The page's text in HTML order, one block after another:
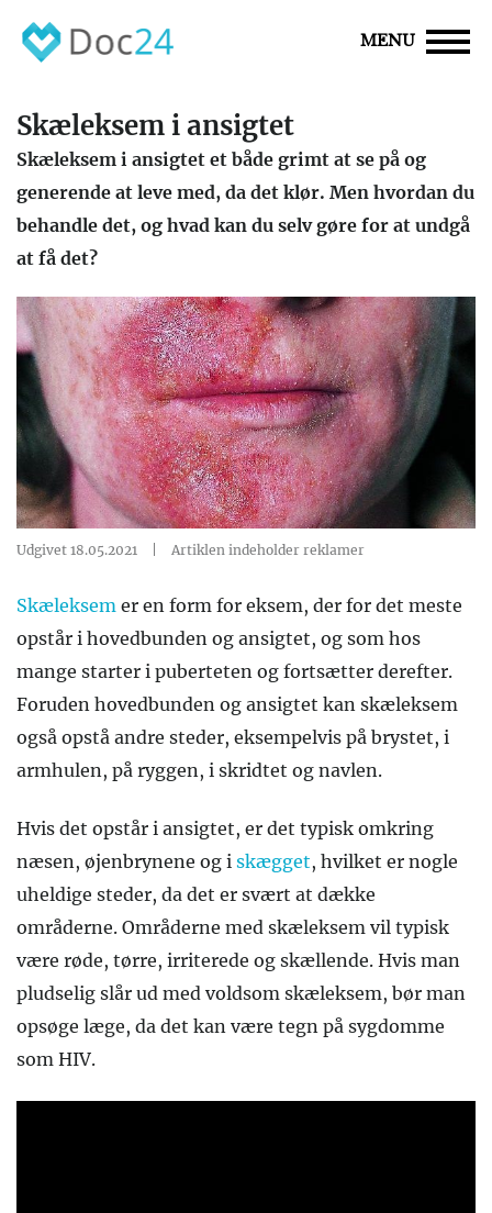
MENU
Skæleksem i ansigtet
Skæleksem i ansigtet et både grimt at se på og
generende at leve med, da det klør. Men hvordan du
behandle det, og hvad kan du selv gøre for at undgå
at få det?
Udgivet 18.05.2021 Artiklen indeholder reklamer
Skæleksem er en form for eksem, der for det meste
opstår i hovedbunden og ansigtet, og som hos
mange starter i puberteten og fortsætter derefter.
Foruden hovedbunden og ansigtet kan skæleksem
også opstå andre steder, eksempelvis på brystet, i
armhulen, på ryggen, i skridtet og navlen.
Hvis det opstår i ansigtet, er det typisk omkring
næsen, øjenbrynene og i skægget, hvilket er nogle
uheldige steder, da det er svært at dække
områderne. Områderne med skæleksem vil typisk
være røde, tørre, irriterede og skællende. Hvis man
pludselig slår ud med voldsom skæleksem, bør man
opsøge læge, da det kan være tegn på sygdomme
som HIV.